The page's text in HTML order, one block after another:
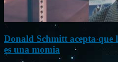
Donald Schmitt acepta que
es una momia